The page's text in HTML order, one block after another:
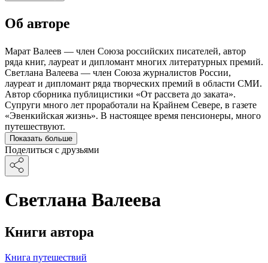
Об авторе
Марат Валеев — член Союза российских писателей, автор
ряда книг, лауреат и дипломант многих литературных премий.
Светлана Валеева — член Союза журналистов России,
лауреат и дипломант ряда творческих премий в области СМИ.
Автор сборника публицистики «От рассвета до заката».
Супруги много лет проработали на Крайнем Севере, в газете
«Эвенкийская жизнь». В настоящее время пенсионеры, много
путешествуют.
Показать больше
Поделиться с друзьями
Светлана Валеева
Книги автора
Книга путешествий